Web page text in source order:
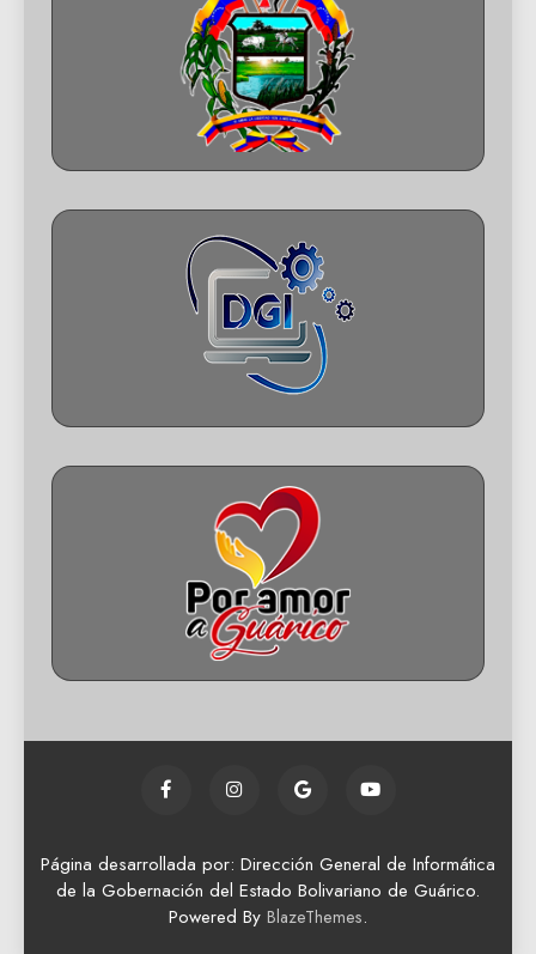
Página desarrollada por: Dirección General de Informática
de la Gobernación del Estado Bolivariano de Guárico.
Powered By BlazeThemes.